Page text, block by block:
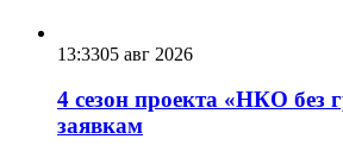
13:3305 авг 2026
4 сезон проекта «НКО без
заявкам